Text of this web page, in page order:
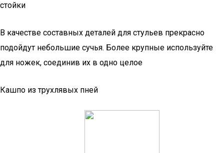
стойки
В качестве составных деталей для стульев прекрасно
подойдут небольшие сучья. Более крупные используйте
для ножек, соединив их в одно целое
Кашпо из трухлявых пней